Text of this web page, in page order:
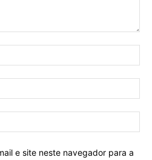
e site neste navegador para a